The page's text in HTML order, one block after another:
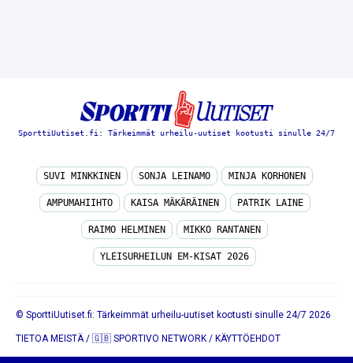
SporttiUutiset.fi: Tärkeimmät urheilu-uutiset kootusti sinulle 24/7
SUVI MINKKINEN SONJA LEINAMO MINJA KORHONEN
AMPUMAHIIHTO KAISA MÄKÄRÄINEN PATRIK LAINE
RAIMO HELMINEN MIKKO RANTANEN
YLEISURHEILUN EM-KISAT 2026
© SporttiUutiset.fi: Tärkeimmät urheilu-uutiset kootusti sinulle 24/7 2026
TIETOA MEISTÄ/ 🇬🇧 SPORTIVO NETWORK / KÄYTTÖEHDOT